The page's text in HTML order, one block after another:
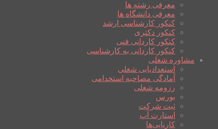
معرفی رشته ها
معرفی دانشگاه ها
کنکور کارشناسی ارشد
کنکور دکتری
کنکور کاردانی فنی
کنکور کاردانی به کارشناسی
مشاوره شغلی
استعدادیابی شغلی
آمادگی مصاحبه استخدامی
رزومه شغلی
بورس
ثبت شرکت
استارت آپ
کاریابی‌ها